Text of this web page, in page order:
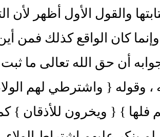
والقول الأول أظهر لأن
كان الواقع كذلك فمن
أن حق الله تعالى ما ثبت
وقوله { واشترطي لهم
} { ويخرون للأذقان }